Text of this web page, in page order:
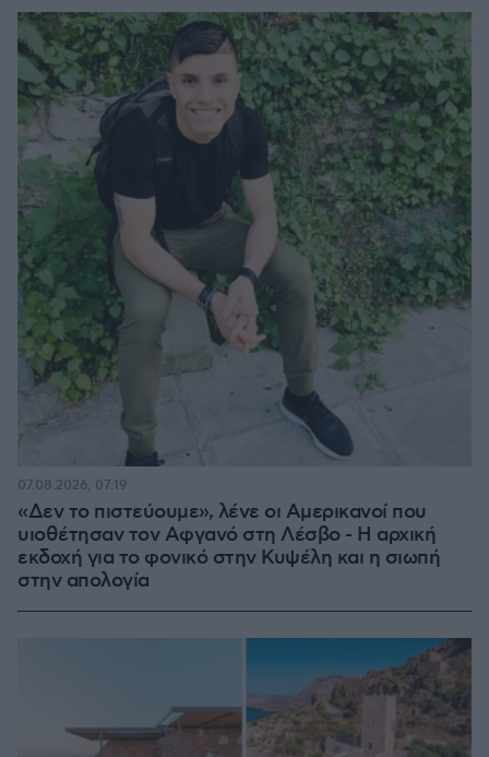
«Δεν το πιστεύουμε», λένε οι Αμερικανοί που
υιοθέτησαν τον Αφγανό στη Λέσβο - Η αρχική
εκδοχή για το φονικό στην Κυψέλη και η σιωπή
στην απολογία
07.08.2026, 07:19